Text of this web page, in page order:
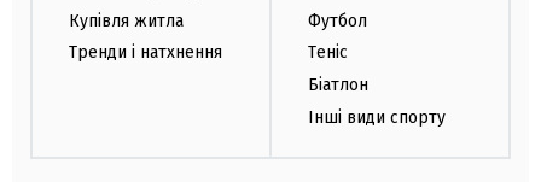
Купівля житла
Тренди і натхнення
Футбол
Теніс
Біатлон
Інші види спорту